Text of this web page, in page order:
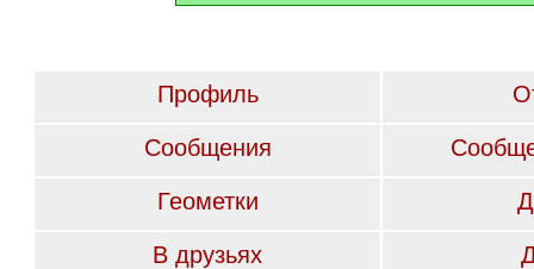
Профиль
Сообщения
Геометки
В друзьях